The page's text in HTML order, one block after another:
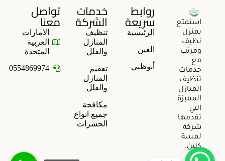
استمتع
بمنزل
نظيف
ومرتب
مع
خدمات
تنظيف
المنازل
المميزة
التي
تقدمها
شركة
لمسة
كلين.
روابط
سريعة
الرئيسية
العين
أبوظبي
خدمات
الشركة
تنظيف
المنازل
والفلل
تعقيم
المنازل
والفلل
مكافحة
جميع انواع
الحشرات
تواصل
معناالامارات
العربية
المتحدة
0554869974